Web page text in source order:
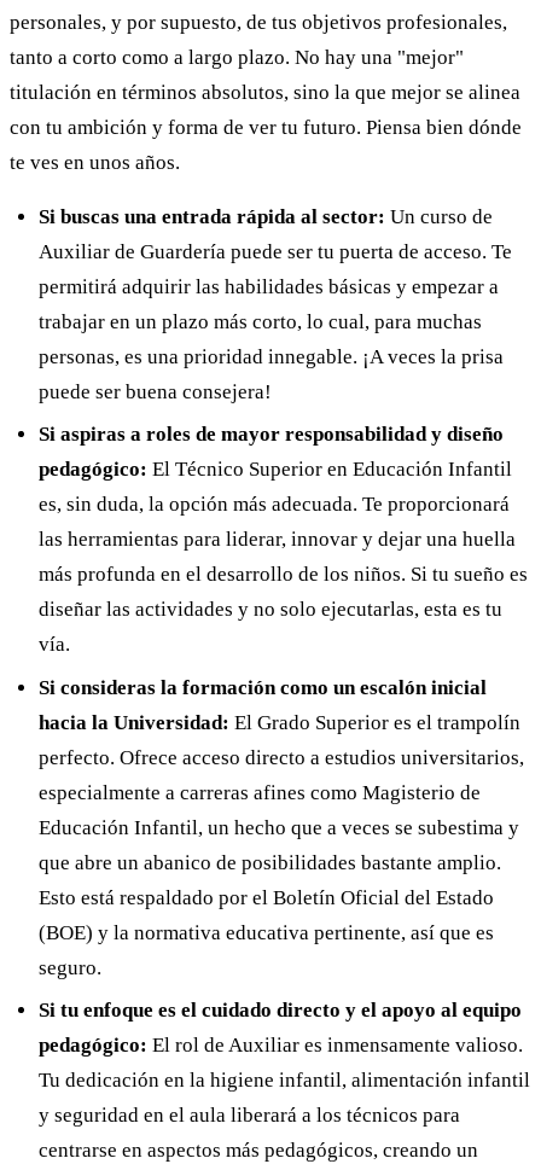
personales, y por supuesto, de tus objetivos profesionales,
tanto a corto como a largo plazo. No hay una "mejor"
titulación en términos absolutos, sino la que mejor se alinea
con tu ambición y forma de ver tu futuro. Piensa bien dónde
te ves en unos años.
Si buscas una entrada rápida al sector: Un curso de
Auxiliar de Guardería puede ser tu puerta de acceso. Te
permitirá adquirir las habilidades básicas y empezar a
trabajar en un plazo más corto, lo cual, para muchas
personas, es una prioridad innegable. ¡A veces la prisa
puede ser buena consejera!
Si aspiras a roles de mayor responsabilidad y diseño
pedagógico: El Técnico Superior en Educación Infantil
es, sin duda, la opción más adecuada. Te proporcionará
las herramientas para liderar, innovar y dejar una huella
más profunda en el desarrollo de los niños. Si tu sueño es
diseñar las actividades y no solo ejecutarlas, esta es tu
vía.
Si consideras la formación como un escalón inicial
hacia la Universidad: El Grado Superior es el trampolín
perfecto. Ofrece acceso directo a estudios universitarios,
especialmente a carreras afines como Magisterio de
Educación Infantil, un hecho que a veces se subestima y
que abre un abanico de posibilidades bastante amplio.
Esto está respaldado por el Boletín Oficial del Estado
(BOE) y la normativa educativa pertinente, así que es
seguro.
Si tu enfoque es el cuidado directo y el apoyo al equipo
pedagógico: El rol de Auxiliar es inmensamente valioso.
Tu dedicación en la higiene infantil, alimentación infantil
y seguridad en el aula liberará a los técnicos para
centrarse en aspectos más pedagógicos, creando un